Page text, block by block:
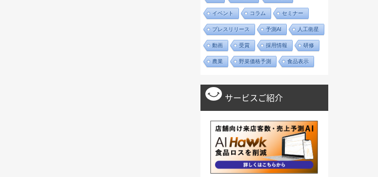
イベント コラム セミナー
プレスリリース 予測AI 人工衛星
動画 受賞 採用情報 研修
農業 野菜価格予測 食品表示
サービスご紹介